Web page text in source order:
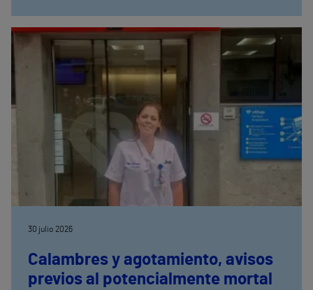
dificultades favorecen una lactancia más
satisfactoria para la madre y el bebé
30 julio 2026
Calambres y agotamiento, avisos
previos al potencialmente mortal